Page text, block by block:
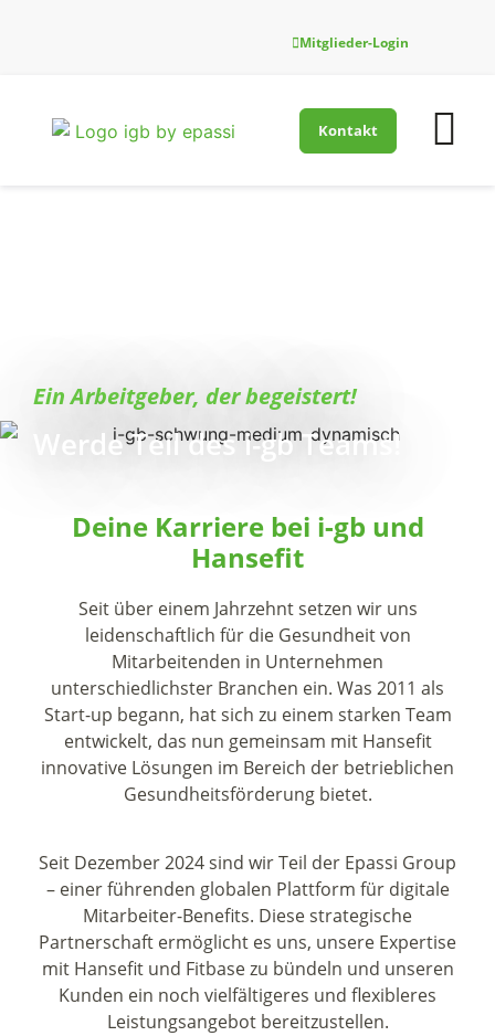
Mitglieder-Login
Kontakt
Ein Arbeitgeber, der begeistert!
Werde Teil des i-gb Teams!
Deine Karriere bei i-gb und
Hansefit
Seit über einem Jahrzehnt setzen wir uns
leidenschaftlich für die Gesundheit von
Mitarbeitenden in Unternehmen
unterschiedlichster Branchen ein. Was 2011 als
Start-up begann, hat sich zu einem starken Team
entwickelt, das nun gemeinsam mit Hansefit
innovative Lösungen im Bereich der betrieblichen
Gesundheitsförderung bietet.
Seit Dezember 2024 sind wir Teil der Epassi Group
– einer führenden globalen Plattform für digitale
Mitarbeiter-Benefits. Diese strategische
Partnerschaft ermöglicht es uns, unsere Expertise
mit Hansefit und Fitbase zu bündeln und unseren
Kunden ein noch vielfältigeres und flexibleres
Leistungsangebot bereitzustellen.